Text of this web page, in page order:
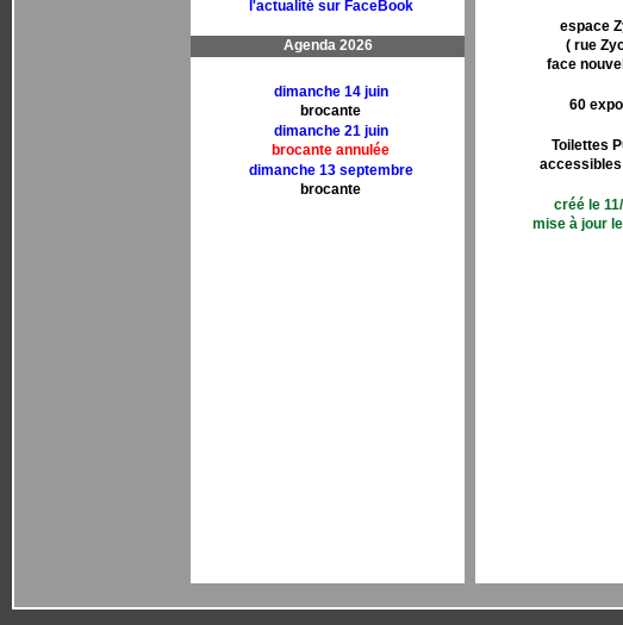
l'actualité sur FaceBook
Agenda 2026
dimanche 14 juin
brocante
dimanche 21 juin
brocante annulée
dimanche 13 septembre
brocante
espace
( rue
face
60
Toilettes
accessibles
créé le
mise à jour